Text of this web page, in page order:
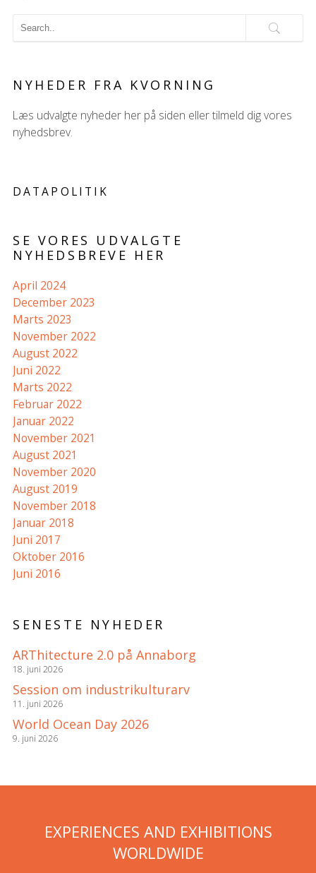
NYHEDER FRA KVORNING
Læs udvalgte nyheder her på siden eller tilmeld dig vores
nyhedsbrev.
DATAPOLITIK
SE VORES UDVALGTE
NYHEDSBREVE HER
April 2024
December 2023
Marts 2023
November 2022
August 2022
Juni 2022
Marts 2022
Februar 2022
Januar 2022
November 2021
August 2021
November 2020
August 2019
November 2018
Januar 2018
Juni 2017
Oktober 2016
Juni 2016
SENESTE NYHEDER
ARThitecture 2.0 på Annaborg
18. juni 2026
Session om industrikulturarv
11. juni 2026
World Ocean Day 2026
9. juni 2026
EXPERIENCES AND EXHIBITIONS
WORLDWIDE